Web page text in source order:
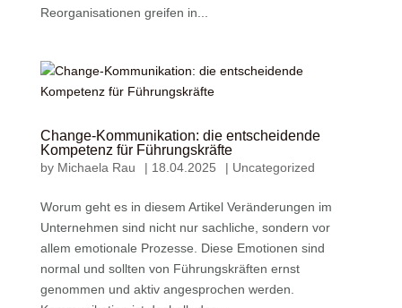
Reorganisationen greifen in...
Change-Kommunikation: die entscheidende
Kompetenz für Führungskräfte
by Michaela Rau | 18.04.2025 | Uncategorized
Worum geht es in diesem Artikel Veränderungen im
Unternehmen sind nicht nur sachliche, sondern vor
allem emotionale Prozesse. Diese Emotionen sind
normal und sollten von Führungskräften ernst
genommen und aktiv angesprochen werden.